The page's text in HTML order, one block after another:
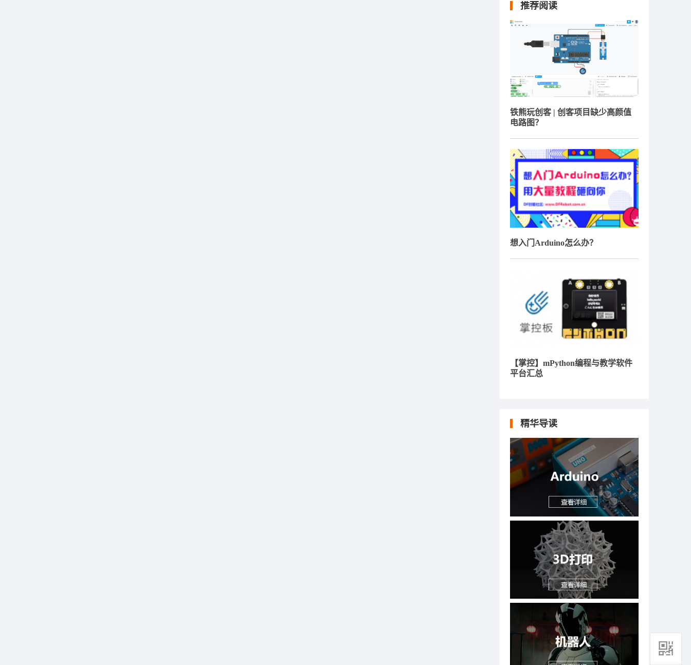
推荐阅读
铁熊玩创客 | 创客项目缺少高颜值
电路图？
想入门Arduino怎么办？
【掌控】mPython编程与教学软件
平台汇总
精华导读